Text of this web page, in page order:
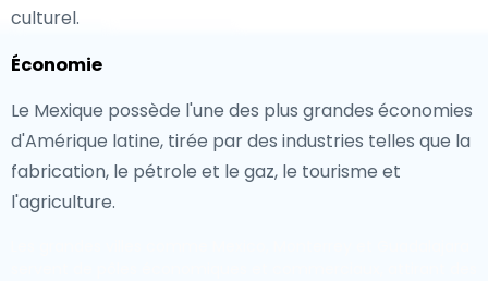
culturel.
Économie
Le Mexique possède l'une des plus grandes économies
d'Amérique latine, tirée par des industries telles que la
fabrication, le pétrole et le gaz, le tourisme et
l'agriculture.